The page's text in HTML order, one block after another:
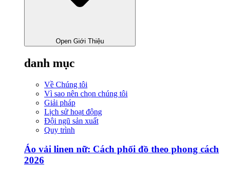
Open Giới Thiệu
danh mục
Về Chúng tôi
Vì sao nên chọn chúng tôi
Giải pháp
Lịch sử hoạt động
Đội ngũ sản xuất
Quy trình
Áo vải linen nữ: Cách phối đồ theo phong cách
2026